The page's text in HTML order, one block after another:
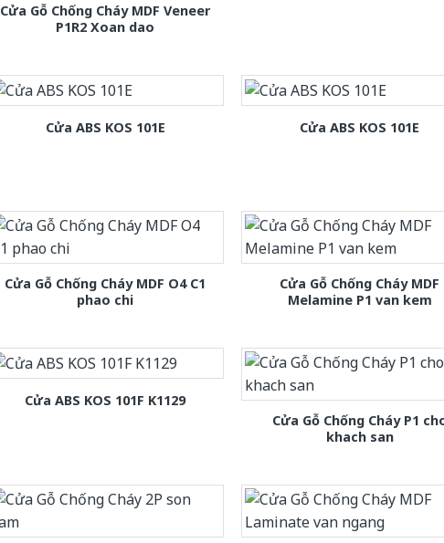
Cửa Gỗ Chống Cháy MDF Veneer
P1R2 Xoan dao
Cửa ABS KOS 101E Cửa ABS KOS 101E
Cửa Gỗ Chống Cháy MDF O4 C1
phao chi
Cửa Gỗ Chống Cháy MDF
Melamine P1 van kem
Cửa ABS KOS 101F K1129
Cửa Gỗ Chống Cháy P1
khach san